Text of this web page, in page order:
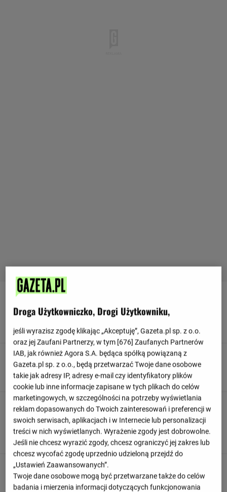
90+ 5'
Jonathan Tah z Bayern Monachium przechwytuje
dośrodkowanie skierowane w pole karne.
+ 5'
VfL Wolfsburg próbuja stworzyć jakąś akcję.
90+ 5'
Posiadanie piłki: VfL Wolfsburg: 31%, Bayern Monachium:
69%.
90+ 5'
Josip Stanisić wygrywa pojedynek i zdobywa piłkę dla
Droga Użytkowniczko, Drogi Użytkowniku,
jeśli wyrazisz zgodę klikając „Akceptuję”, Gazeta.pl sp. z o.o.
oraz jej Zaufani Partnerzy, w tym [676] Zaufanych Partnerów
IAB, jak również Agora S.A. będąca spółką powiązaną z
Gazeta.pl sp. z o.o., będą przetwarzać Twoje dane osobowe
takie jak adresy IP, adresy e-mail czy identyfikatory plików
cookie lub inne informacje zapisane w tych plikach do celów
marketingowych, w szczególności na potrzeby wyświetlania
reklam dopasowanych do Twoich zainteresowań i preferencji w
swoich serwisach, aplikacjach i w Internecie lub personalizacji
treści w nich wyświetlanych. Wyrażenie zgody jest dobrowolne.
Jeśli nie chcesz wyrazić zgody, chcesz ograniczyć jej zakres lub
chcesz wycofać zgodę uprzednio udzieloną przejdź do
„Ustawień Zaawansowanych”.
Twoje dane osobowe mogą być przetwarzane także do celów
badania i mierzenia informacji dotyczących funkcjonowania